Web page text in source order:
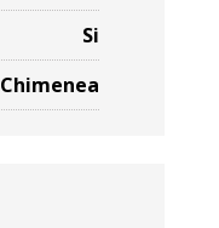
Si
Chimenea